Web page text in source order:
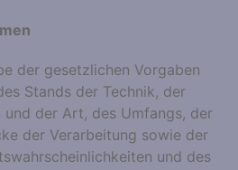
der gesetzlichen Vorgaben
Stands der Technik, der
der Art, des Umfangs, der
der Verarbeitung sowie der
und des